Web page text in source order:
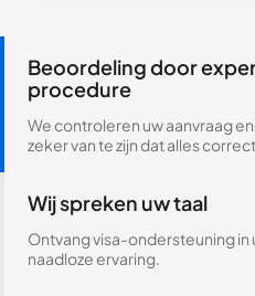
Beoordeling door
procedure
We controleren uw aanvraag
zeker van te zijn dat alles
Wij spreken uw taal
Ontvang visa-ondersteuning
naadloze ervaring.